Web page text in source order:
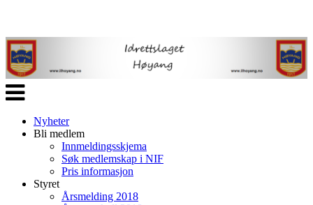
Veksle
navigasjon
Nyheter
Bli medlem
Innmeldingsskjema
Søk medlemskap i NIF
Pris informasjon
Styret
Årsmelding 2018